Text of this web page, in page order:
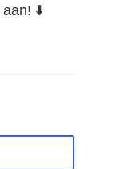
aan! ⬇️